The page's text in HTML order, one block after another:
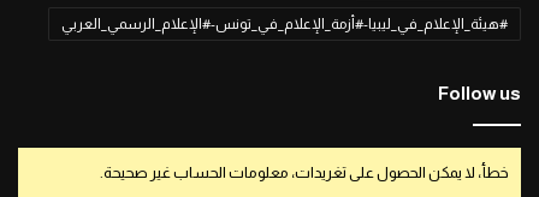
#هيئة_الإعلام_في_ليبيا-#أزمة_الإعلام_في_تونس-#الإعلام_الرسمي_العربي
Follow us
خطأ، لا يمكن الحصول على تغريدات، معلومات الحساب غير صحيحة.